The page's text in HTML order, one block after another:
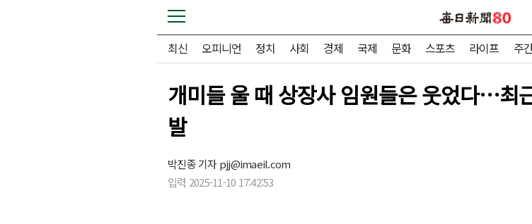
최신 오피니언 정치 사회 경제 국제 문화 스포츠 라이프 주
개미들 울 때 상장사 임원들은 웃었다…최
발
박진종 기자pjj@imaeil.com
입력 2025-11-10 17:42:53